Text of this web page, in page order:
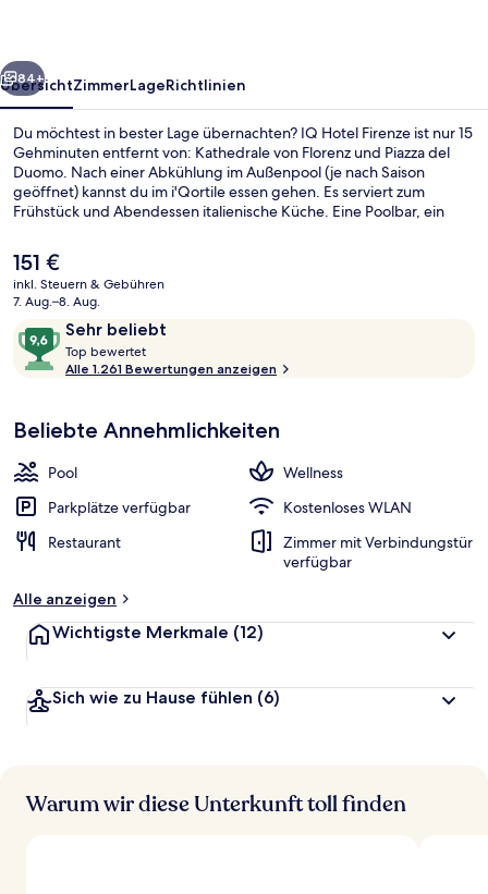
Weiter
84+
ÜbersichtZimmerLageRichtlinien
Du möchtest in bester Lage übernachten? IQ Hotel Firenze ist nur 15
Gehminuten entfernt von: Kathedrale von Florenz und Piazza del
Duomo. Nach einer Abkühlung im Außenpool (je nach Saison
geöffnet) kannst du im i'Qortile essen gehen. Es serviert zum
Frühstück und Abendessen italienische Küche. Eine Poolbar, ein
Anderen Reisenden gefallen der Pool und das hilfsbereite Personal
sehr gut. Die Unterkunft ist nur einen kurzen Fußmarsch von den
öffentlichen Verkehrsmitteln entfernt: Zur U-Bahn läuft man 5
Minuten (Straßenbahnhaltestelle San Marco University) bzw. 13
Minuten (Straßenbahnhaltestelle Strozzi - Fallaci).
Der
aktuelle
Preis
151 €.
151 €
inkl. Steuern & Gebühren
7. Aug.–8. Aug.
Bewertungen
Sehr beliebt
9,6
von
10,
beliebt
Top bewertet
o
b
r
Alle 1.261 Bewertungen anzeigen
Beliebte Annehmlichkeiten
Pool
Wellness
Parkplätze verfügbar
Kostenloses WLAN
Restaurant
Zimmer mit Verbindungstür
verfügbar
Alle anzeigen
Wichtigste Merkmale (12)
Sich wie zu Hause fühlen (6)
Warum wir diese Unterkunft toll finden